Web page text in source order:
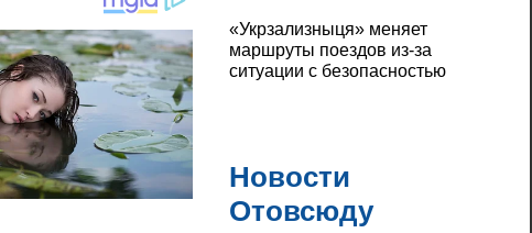
«Укрзализныця» меняет
маршруты поездов из-за
ситуации с безопасностью
Новости
Отовсюду